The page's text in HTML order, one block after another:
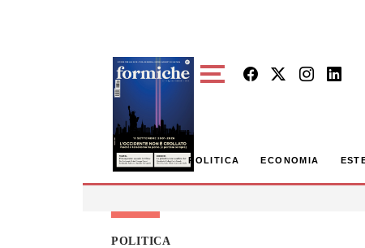
POLITICA ECONOMIA
POLITICA